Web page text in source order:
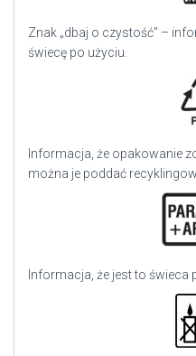
Znak „dbaj o czystość” –
świecę po użyciu.
Informacja, że opakowanie
można je poddać
Informacja, że jest to świeca